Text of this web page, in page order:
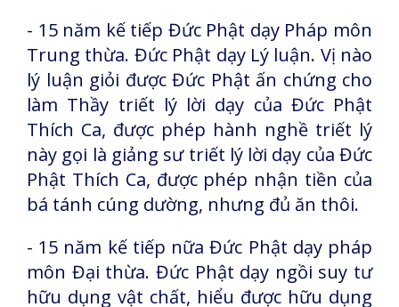
- 15 năm kế tiếp Đức Phật dạy Pháp môn
Trung thừa. Đức Phật dạy Lý luận. Vị nào
lý luận giỏi được Đức Phật ấn chứng cho
làm Thầy triết lý lời dạy của Đức Phật
Thích Ca, được phép hành nghề triết lý
này gọi là giảng sư triết lý lời dạy của Đức
Phật Thích Ca, được phép nhận tiền của
bá tánh cúng dường, nhưng đủ ăn thôi.
- 15 năm kế tiếp nữa Đức Phật dạy pháp
môn Đại thừa. Đức Phật dạy ngồi suy tư
hữu dụng vật chất, hiểu được hữu dụng